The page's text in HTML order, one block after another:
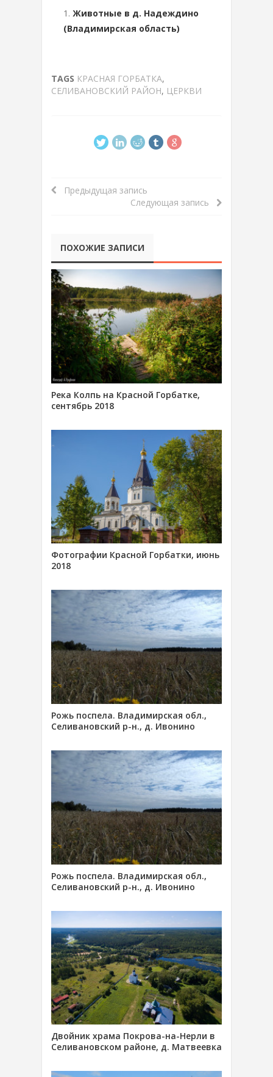
Животные в д. Надеждино
(Владимирская область)
TAGS КРАСНАЯ ГОРБАТКА,
СЕЛИВАНОВСКИЙ РАЙОН, ЦЕРКВИ
Предыдущая запись
Следующая запись
ПОХОЖИЕ ЗАПИСИ
Река Колпь на Красной Горбатке,
сентябрь 2018
Фотографии Красной Горбатки, июнь
2018
Рожь поспела. Владимирская обл.,
Селивановский р-н., д. Ивонино
Рожь поспела. Владимирская обл.,
Селивановский р-н., д. Ивонино
Двойник храма Покрова-на-Нерли в
Селивановском районе, д. Матвеевка